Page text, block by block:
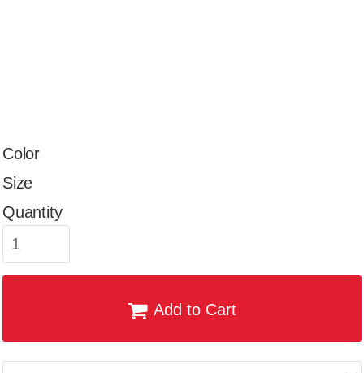
Color
Size
Quantity
Add to Cart